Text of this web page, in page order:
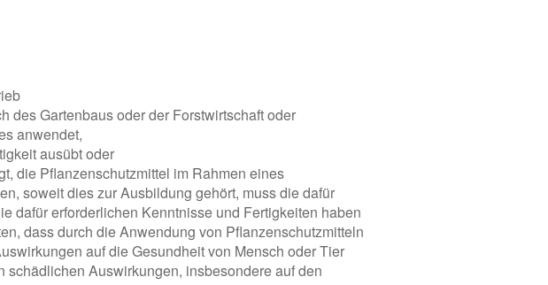
des Gartenbaus oder der Forstwirtschaft oder
anwendet,
ausübt oder
die Pflanzenschutzmittel im Rahmen eines
soweit dies zur Ausbildung gehört, muss die dafür
dafür erforderlichen Kenntnisse und Fertigkeiten haben
dass durch die Anwendung von Pflanzenschutzmitteln
auf die Gesundheit von Mensch oder Tier
schädlichen Auswirkungen, insbesondere auf den